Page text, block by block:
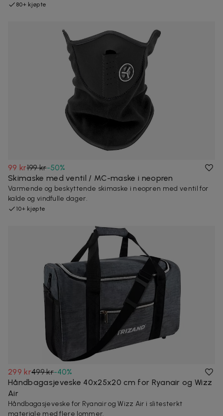
80+ kjøpte
99 kr199 kr-50%
Skimaske med ventil / MC-maske i neopren
Varmende og beskyttende skimaske i neopren med ventil for
kalde og vindfulle dager.
10+ kjøpte
299 kr499 kr-40%
Håndbagasjeveske 40x25x20 cm for Ryanair og Wizz
Air
Håndbagasjeveske for Ryanair og Wizz Air i slitesterkt
materiale med flere lommer.